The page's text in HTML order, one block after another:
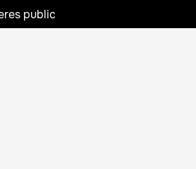
public